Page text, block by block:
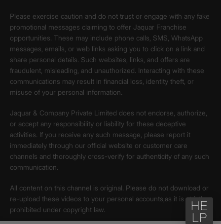
Please exercise caution and do not trust or engage with any fake
promotional messages claiming to offer Jaquar Franchise
opportunities. These may include phone calls, SMS, WhatsApp
messages, emails, or web links asking you to click on a link and
share personal details. Such websites, links, and offers are
fraudulent, misleading, and unauthorized. Interacting with these
communications may result in financial loss, identity theft, or
misuse of your personal information.
Jaquar & Company Private Limited does not endorse, authorize,
or accept any responsibility or liability for these deceptive
activities. If you receive any such message, please report it
immediately through our official website or customer care
channels and thoroughly cross-verify for authenticity of any such
communication.
All content on this channel is original. Please do not download or
re-upload these videos to your personal accounts,as it is strictly
prohibited under copyright law.